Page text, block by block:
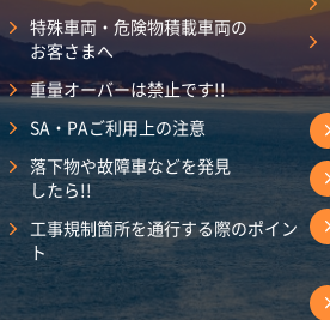
特殊車両・危険物積載車両の
お客さまへ
重量オーバーは禁止です!!
SA・PAご利用上の注意
落下物や故障車などを発見
したら!!
工事規制箇所を通行する際のポイン
ト